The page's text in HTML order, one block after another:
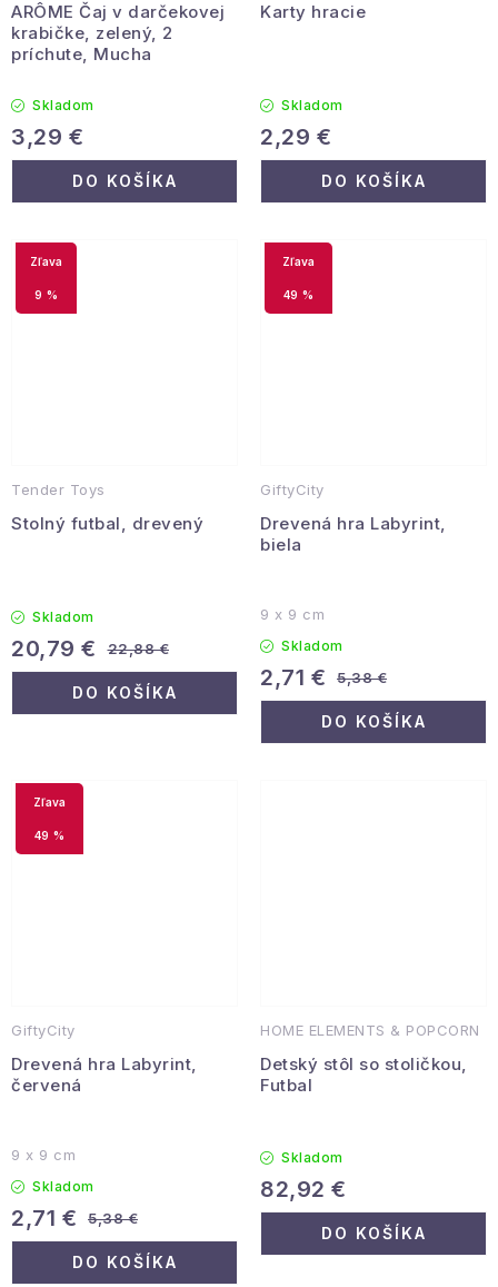
ARÔME Čaj v darčekovej
krabičke, zelený, 2
príchute, Mucha
Skladom
3,29 €
DO KOŠÍKA
Karty hracie
Skladom
2,29 €
DO KOŠÍKA
Tender Toys
Stolný futbal, drevený
9 %
Skladom
20,79 € 22,88 €
DO KOŠÍKA
GiftyCity
Drevená hra Labyrint,
biela
49 %
9 x 9 cm
Skladom
2,71 € 5,38 €
DO KOŠÍKA
GiftyCity
Drevená hra Labyrint,
červená
49 %
9 x 9 cm
Skladom
2,71 € 5,38 €
DO KOŠÍKA
HOME ELEMENTS & POPCORN
Detský stôl so stoličkou,
Futbal
Skladom
82,92 €
DO KOŠÍKA